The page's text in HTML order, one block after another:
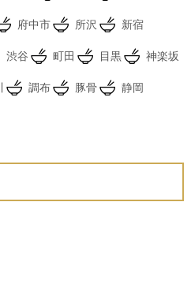
府中市 所沢 新宿
渋谷 町田 目黒 神楽坂
調布 豚骨 静岡